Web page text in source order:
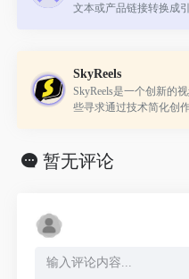
文本或产品链接转换成
SkyReels
SkyReels是一个创新的
些寻求通过技术简化创
暂无评论